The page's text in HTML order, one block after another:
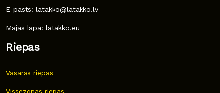
E-pasts: latakko@latakko.lv
Mājas lapa: latakko.eu
Riepas
Vasaras riepas
Vissezonas riepas